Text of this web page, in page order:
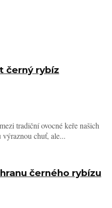
černý rybíz
tradiční ovocné keře našich
výraznou chuť, ale...
černého rybízu